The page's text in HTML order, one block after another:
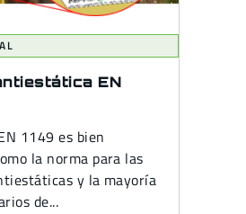
EN
1149 es bien
la norma para las
y la mayoría
de...